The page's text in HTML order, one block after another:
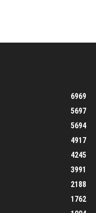
6969
5697
5694
4917
4245
3991
2188
1762